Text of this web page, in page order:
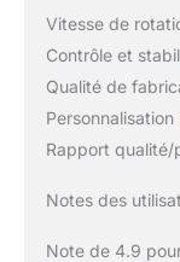
Vitesse de
Contrôle et
Qualité de
Personnalisation
Rapport qualité/
Notes des
Note de 4.9